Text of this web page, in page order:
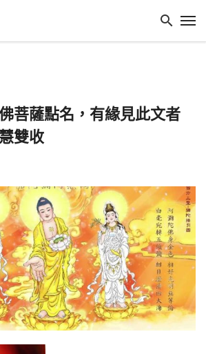
菩薩點名，有緣見此文者
雙收